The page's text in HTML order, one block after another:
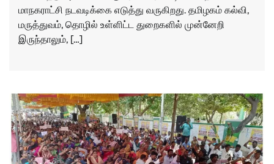
மாநகராட்சி நடவடிக்கை எடுத்து வருகிறது. தமிழகம் கல்வி,
மருத்துவம், தொழில் உள்ளிட்ட துறைகளில் முன்னேறி
இருந்தாலும், […]